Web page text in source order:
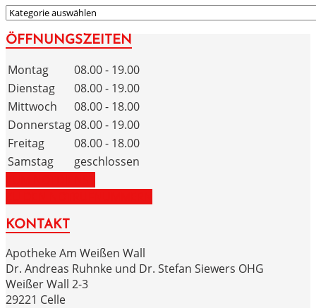
KATEGORIEN
ÖFFNUNGSZEITEN
Montag
08.00 - 19.00
Dienstag
08.00 - 19.00
Mittwoch
08.00 - 18.00
Donnerstag08.00 - 19.00
Freitag
08.00 - 18.00
Samstag
geschlossen
KONTAKT
Apotheke Am Weißen Wall
Dr. Andreas Ruhnke und Dr. Stefan Siewers OHG
Weißer Wall 2-3
29221 Celle